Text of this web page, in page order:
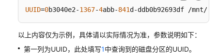
权
管
理
UUID=0b3040e2-1367-4abb-841d-ddb0b92693df
以上内容仅为示例，具体请以实际情况为准，参数说明如下：
第一列为UUID，此处填写1中查询到的磁盘分区的UUID。